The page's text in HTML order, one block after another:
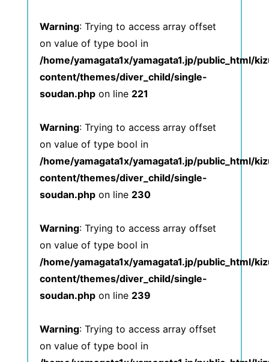
Warning: Trying to access array offset
on value of type bool in
/home/yamagata1x/yamagata1.jp/public_html/
content/themes/diver_child/single-
soudan.php on line 221
Warning: Trying to access array offset
on value of type bool in
/home/yamagata1x/yamagata1.jp/public_html/
content/themes/diver_child/single-
soudan.php on line 230
Warning: Trying to access array offset
on value of type bool in
/home/yamagata1x/yamagata1.jp/public_html/
content/themes/diver_child/single-
soudan.php on line 239
Warning: Trying to access array offset
on value of type bool in